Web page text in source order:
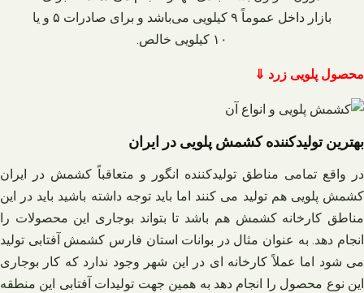
بازار داخل عموماً ۹ کیلویی می‌باشد و برای صادرات ۵ و یا
۱۰ کیلویی خالص.
محصول پلویی زرد ⇓
بهترین تولیدکننده کشمش پلویی در ایران
در واقع تمامی مناطق تولیدکننده انگور و متعاقباً کشمش در ایران
کشمش پلویی هم تولید می‌ کنند اما باید توجه داشته باشید باید در این
مناطق کارخانه کشمش هم باشد تا بتواند بوجاری این محصولات را
انجام دهد. به عنوان مثال در بوانات استان فارس کشمش آفتابی تولید
می‌ شود اما عملاً کارخانه‌ ای در این شهر وجود ندارد که کار بوجاری
این نوع محصول را انجام دهد به همین جهت تولیدات آفتابی این منطقه